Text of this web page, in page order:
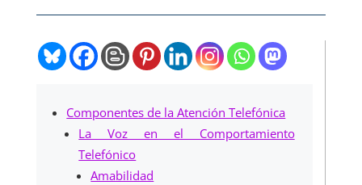
Componentes de la Atención Telefónica
La Voz en el Comportamiento
Telefónico
Amabilidad